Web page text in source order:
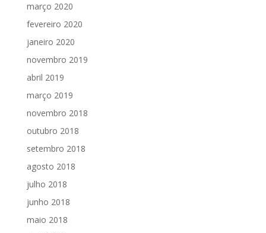
março 2020
fevereiro 2020
janeiro 2020
novembro 2019
abril 2019
março 2019
novembro 2018
outubro 2018
setembro 2018
agosto 2018
julho 2018
junho 2018
maio 2018